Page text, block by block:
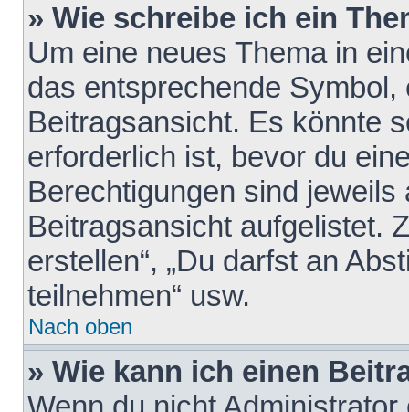
» Wie schreibe ich ein
Um eine neues Thema in
das entsprechende
Beitragsansicht. Es könnte
erforderlich ist, bevor du
Berechtigungen sind
Beitragsansicht aufgelistet.
erstellen“, „Du darfst an
teilnehmen“ usw.
Nach oben
» Wie kann ich einen